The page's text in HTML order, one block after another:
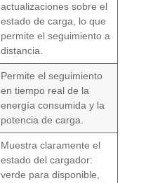
actualizaciones sobre el
estado de carga, lo que
permite el seguimiento a
distancia.
Permite el seguimiento
en tiempo real de la
energía consumida y la
potencia de carga.
Muestra claramente el
estado del cargador:
verde para disponible,